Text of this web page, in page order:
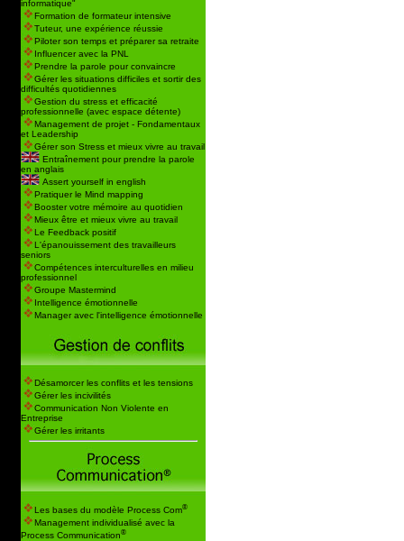
informatique"
Formation de formateur intensive
Tuteur, une expérience réussie
Piloter son temps et préparer sa retraite
Influencer avec la PNL
Prendre la parole pour convaincre
Gérer les situations difficiles et sortir des
difficultés quotidiennes
Gestion du stress et efficacité
professionnelle (avec espace détente)
Management de projet - Fondamentaux
et Leadership
Gérer son Stress et mieux vivre au travail
Entraînement pour prendre la parole
en anglais
Assert yourself in english
Pratiquer le Mind mapping
Booster votre mémoire au quotidien
Mieux être et mieux vivre au travail
Le Feedback positif
L'épanouissement des travailleurs
seniors
Compétences interculturelles en milieu
professionnel
Groupe Mastermind
Intelligence émotionnelle
Manager avec l'intelligence émotionnelle
Désamorcer les conflits et les tensions
Gérer les incivilités
Communication Non Violente en
Entreprise
Gérer les irritants
Les bases du modèle Process Com®
Management individualisé avec la
Process Communication®